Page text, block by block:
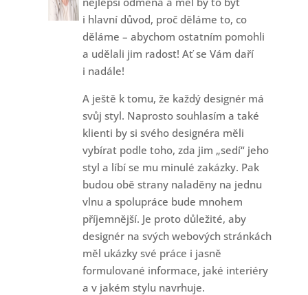
i hlavní důvod, proč děláme to, co
děláme – abychom ostatním pomohli
a udělali jim radost! Ať se Vám daří
i nadále!
A ještě k tomu, že každý designér má
svůj styl. Naprosto souhlasím a také
klienti by si svého designéra měli
vybírat podle toho, zda jim „sedí“ jeho
styl a líbí se mu minulé zakázky. Pak
budou obě strany naladěny na jednu
vlnu a spolupráce bude mnohem
příjemnější. Je proto důležité, aby
designér na svých webových stránkách
měl ukázky své práce i jasně
formulované informace, jaké interiéry
a v jakém stylu navrhuje.